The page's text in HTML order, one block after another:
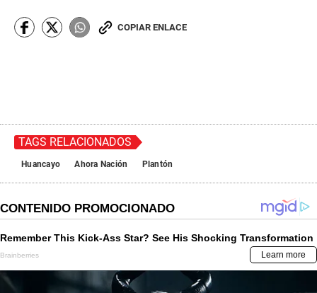
COPIAR ENLACE
TAGS RELACIONADOS
Huancayo Ahora Nación Plantón